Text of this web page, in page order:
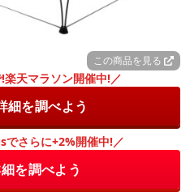
この商品を見る
天マラソン開催中!／
細を調べよう
でさらに+2%開催中!／
を調べよう